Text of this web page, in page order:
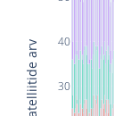
30
40
Satelliitide arv